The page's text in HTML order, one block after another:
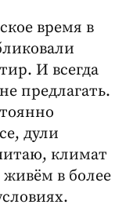
время в
И всегда
предлагать.
дули
климат
в более